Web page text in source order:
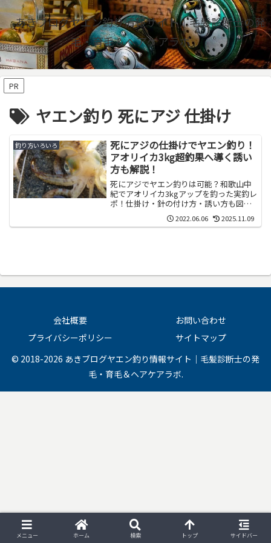
あきブログヤエン釣り情報サイト｜毛髪診断士の発
毛・育毛＆ヘアケアラボ
PR
ヤエン釣り 死にアジ 仕掛け
釣り方いろいろ
死にアジの仕掛けでヤエン釣り！
アオリイカ3kg超釣果へ導く誘い
方も解説！
死にアジでヤエン釣りは可能？和歌山中
紀でアオリイカ3kgアップを釣った実釣レ
ポ！仕掛け・針の付け方・誘い方も図解
2022.06.06 2025.11.09
会社概要
お問い合わせ
プライバシーポリシー
サイトマップ
© 2018-2026 あきブログヤエン釣り情報サイト｜毛髪診断士の発
毛・育毛＆ヘアケアラボ.
メニュー ホーム 検索 トップ サイドバー